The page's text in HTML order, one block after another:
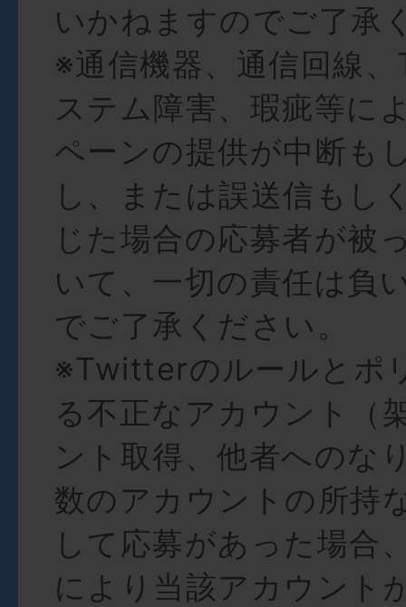
いかねますのでご了承
※通信機器、通信回線
ステム障害、瑕疵等に
ペーンの提供が中断も
し、または誤送信もし
じた場合の応募者が被
いて、一切の責任は負
でご了承ください。
※Twitterのルールとポ
る不正なアカウント（
ント取得、他者へのな
数のアカウントの所持
して応募があった場合
により当該アカウント